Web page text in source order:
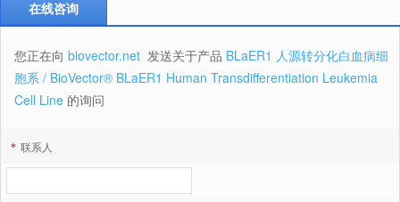
在线咨询
您正在向 biovector.net 发送关于产品 BLaER1 人源转分化白血病细
胞系 / BioVector® BLaER1 Human Transdifferentiation Leukemia
Cell Line 的询问
* 联系人